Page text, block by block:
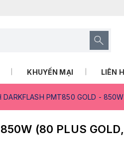
KHUYẾN MẠI LIÊN
DARKFLASH PMT850 GOLD -
(80 PLUS